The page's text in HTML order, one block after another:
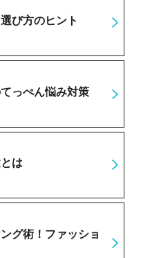
び方のヒント
っぺん悩み対策
は
グ術！ファッショ